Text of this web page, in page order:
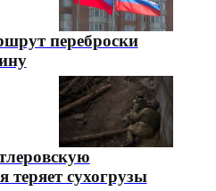
переброски
сухогрузы